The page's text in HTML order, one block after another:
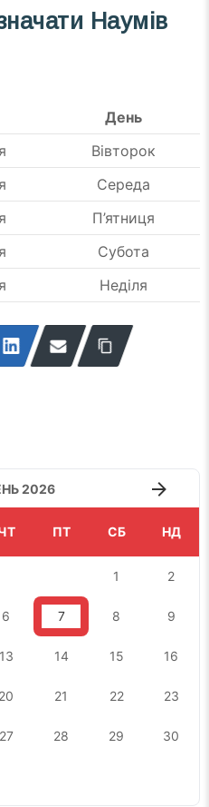
Наумів
День
Вівторок
Середа
П’ятниця
Субота
Неділя
2026
ПТ СБ НД
1 2
6 7 8 9
13 14 15 16
20 21 22 23
27 28 29 30